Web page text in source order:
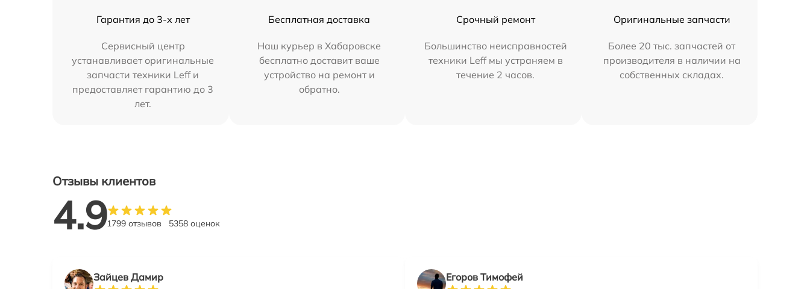
Гарантия до 3-х лет
Сервисный центр
устанавливает оригинальные
запчасти техники Leff и
предоставляет гарантию до 3
лет.
Бесплатная доставка
Наш курьер в Хабаровске
бесплатно доставит ваше
устройство на ремонт и
обратно.
Срочный ремонт
Большинство неисправностей
техники Leff мы устраняем в
течение 2 часов.
Оригинальные запчасти
Более 20 тыс. запчастей от
производителя в наличии на
собственных складах.
Отзывы клиентов
4.91799 отзывов 5358 оценок
Зайцев Дамир Егоров Тимофей